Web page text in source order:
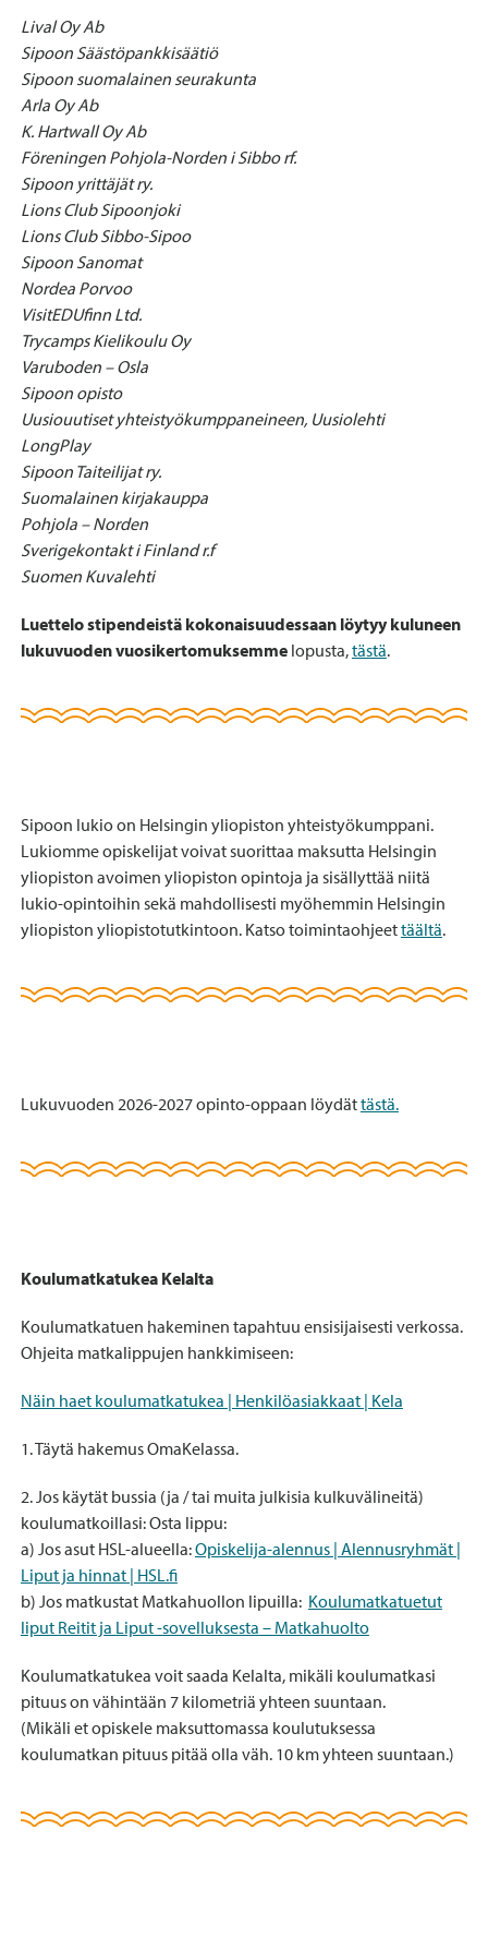
Lival Oy Ab
Sipoon Säästöpankkisäätiö
Sipoon suomalainen seurakunta
Arla Oy Ab
K. Hartwall Oy Ab
Föreningen Pohjola-Norden i Sibbo rf.
Sipoon yrittäjät ry.
Lions Club Sipoonjoki
Lions Club Sibbo-Sipoo
Sipoon Sanomat
Nordea Porvoo
VisitEDUfinn Ltd.
Trycamps Kielikoulu Oy
Varuboden – Osla
Sipoon opisto
Uusiouutiset yhteistyökumppaneineen, Uusiolehti
LongPlay
Sipoon Taiteilijat ry.
Suomalainen kirjakauppa
Pohjola – Norden
Sverigekontakt i Finland r.f
Suomen Kuvalehti
Luettelo stipendeistä kokonaisuudessaan löytyy kuluneen
lukuvuoden vuosikertomuksemmelopusta,tästä.
Sipoon lukio on Helsingin yliopiston yhteistyökumppani.
Lukiomme opiskelijat voivat suorittaa maksutta Helsingin
yliopiston avoimen yliopiston opintoja ja sisällyttää niitä
lukio-opintoihin sekä mahdollisesti myöhemmin Helsingin
yliopiston yliopistotutkintoon. Katso toimintaohjeettäältä.
Lukuvuoden 2026-2027 opinto-oppaan löydättästä.
Koulumatkatukea Kelalta
Koulumatkatuen hakeminen tapahtuu ensisijaisesti verkossa.
Ohjeita matkalippujen hankkimiseen:
Näin haet koulumatkatukea | Henkilöasiakkaat | Kela
1. Täytä hakemus OmaKelassa.
2. Jos käytät bussia (ja / tai muita julkisia kulkuvälineitä)
koulumatkoillasi: Osta lippu:
a) Jos asut HSL-alueella:Opiskelija-alennus | Alennusryhmät |
Liput ja hinnat | HSL.fi
b) Jos matkustat Matkahuollon lipuilla: Koulumatkatuetut
liput Reitit ja Liput -sovelluksesta – Matkahuolto
Koulumatkatukea voit saada Kelalta, mikäli koulumatkasi
pituus on vähintään 7 kilometriä yhteen suuntaan.
(Mikäli et opiskele maksuttomassa koulutuksessa
koulumatkan pituus pitää olla väh. 10 km yhteen suuntaan.)